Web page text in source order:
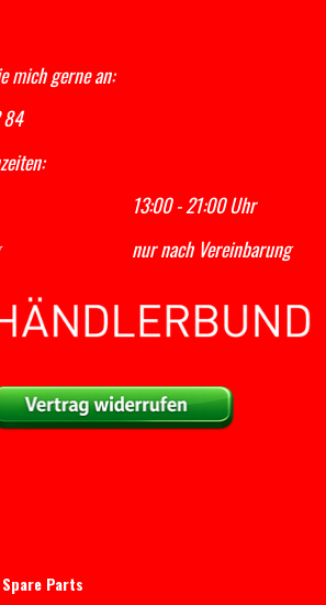
mich gerne an:
84
- 21:00 Uhr
nur nach Vereinbarung
Parts